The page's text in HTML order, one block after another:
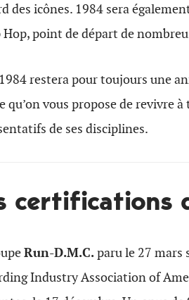
des icônes. 1984 sera
point de départ de
restera pour toujours une
qu’on vous propose de revivre
de ses disciplines.
certifications
Run-D.M.C.paru le 27 mars
Industry Association of